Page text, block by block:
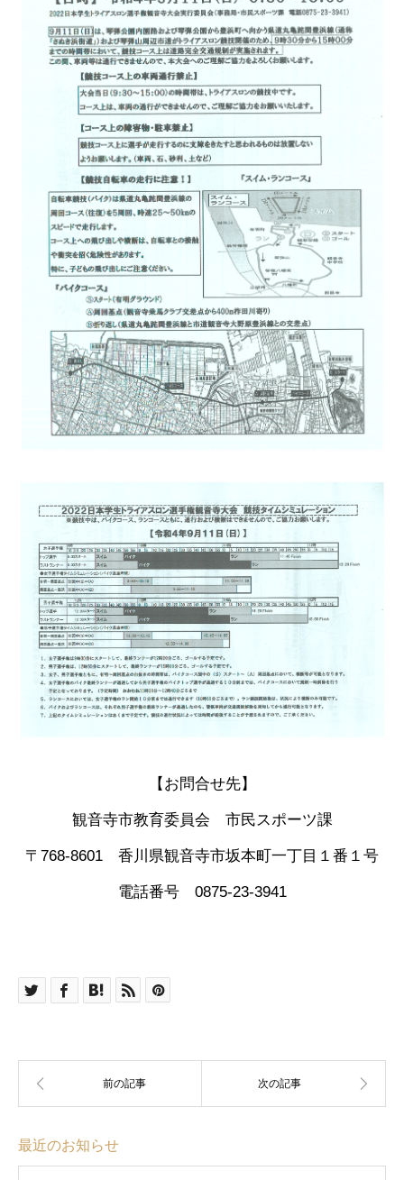
【お問合せ先】
観音寺市教育委員会 市民スポーツ課
〒768-8601 香川県観音寺市坂本町一丁目１番１号
電話番号 0875-23-3941
最近のお知らせ